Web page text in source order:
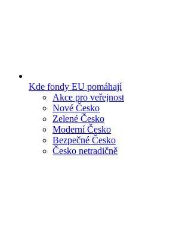
Kde fondy EU pomáhají
Akce pro veřejnost
Nové Česko
Zelené Česko
Moderní Česko
Bezpečné Česko
Česko netradičně